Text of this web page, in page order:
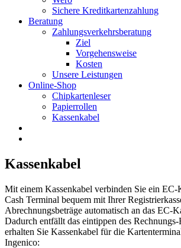
Sichere Kreditkartenzahlung
Beratung
Zahlungsverkehrsberatung
Ziel
Vorgehensweise
Kosten
Unsere Leistungen
Online-Shop
Chipkartenleser
Papierrollen
Kassenkabel
Kassenkabel
Mit einem Kassenkabel verbinden Sie ein
Cash Terminal bequem mit Ihrer
Abrechnungsbeträge automatisch an das EC-
Dadurch entfällt das eintippen des
erhalten Sie Kassenkabel für die
Ingenico: